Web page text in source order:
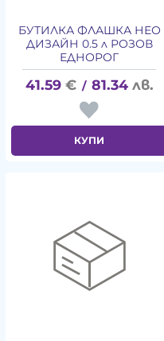
БУТИЛКА ФЛАШКА НЕО
ДИЗАЙН 0.5 л РОЗОВ
ЕДНОРОГ
41.59 € / 81.34 лв.
КУПИ